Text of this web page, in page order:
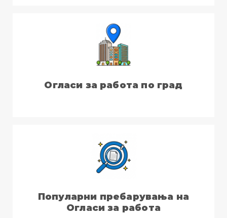
Огласи за работа по град
Популарни пребарувања на
Огласи за работа